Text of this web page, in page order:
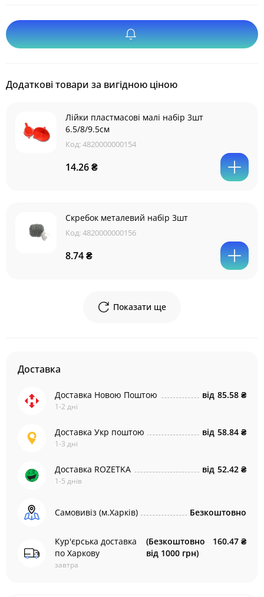
Додаткові товари за вигідною ціною
Лійки пластмасові малі набір 3шт
6.5/8/9.5см
Код:4820000000154
14.26 ₴
Скребок металевий набір 3шт
Код:4820000000156
8.74 ₴
Показати ще
Доставка
Доставка Новою Поштою
1-2 дні
від 85.58 ₴
Доставка Укр поштою
1-3 дні
від 58.84 ₴
Доставка ROZETKA
1-5 днів
від 52.42 ₴
Самовивіз (м.Харків) Безкоштовно
Кур'єрська доставка
по Харкову
завтра
(Безкоштовно
від 1000 грн)
160.47 ₴